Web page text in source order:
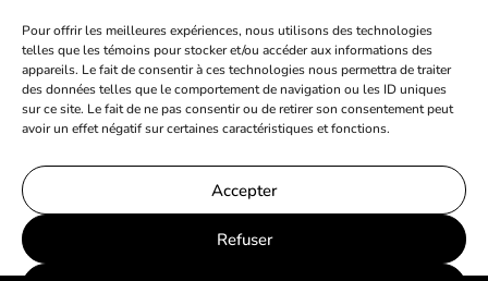
Pour offrir les meilleures expériences, nous utilisons des technologies
telles que les témoins pour stocker et/ou accéder aux informations des
appareils. Le fait de consentir à ces technologies nous permettra de traiter
des données telles que le comportement de navigation ou les ID uniques
sur ce site. Le fait de ne pas consentir ou de retirer son consentement peut
avoir un effet négatif sur certaines caractéristiques et fonctions.
Accepter
Refuser
Politique de confidentialité